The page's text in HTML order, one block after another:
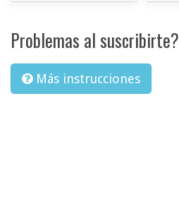
Problemas al suscribirte?
Más instrucciones